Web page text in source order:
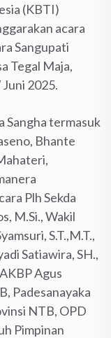
(KBTI)
acara
Sangupati
Tegal Maja,
2025.
Sangha termasuk
Bhante
Plh Sekda
M.Si., Wakil
S.T.,M.T.,
Satiawira, SH.,
Agus
Padesanayaka
NTB, OPD
Pimpinan